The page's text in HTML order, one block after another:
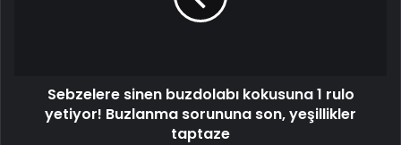
yeşillikler
Sebzelere sinen buzdolabı kokusuna 1 rulo
yetiyor! Buzlanma sorununa son, yeşillikler
taptaze